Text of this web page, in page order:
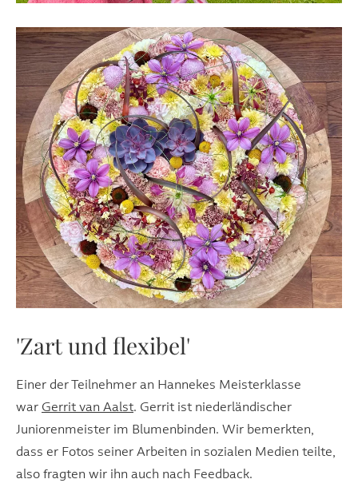
'Zart und flexibel'
Einer der Teilnehmer an Hannekes Meisterklasse
war Gerrit van Aalst. Gerrit ist niederländischer
Juniorenmeister im Blumenbinden. Wir bemerkten,
dass er Fotos seiner Arbeiten in sozialen Medien teilte,
also fragten wir ihn auch nach Feedback.